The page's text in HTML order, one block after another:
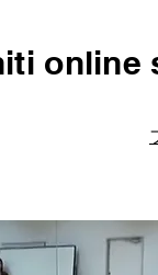
online